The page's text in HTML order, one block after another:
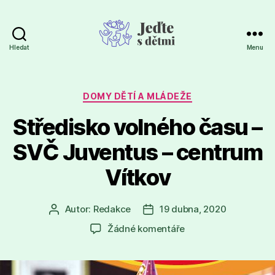
Hledat Menu
Rubriky
DOMY DĚTÍ A MLÁDEŽE
Středisko volného času –
SVČ Juventus – centrum
Vítkov
Autor
příspěvku
Autor: Redakce
Datum
příspěvku
19 dubna, 2020
Žádné komentářeu
názvem